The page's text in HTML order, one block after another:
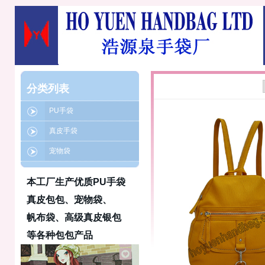
分类列表
PU手袋
真皮手袋
宠物袋
本工厂生产优质PU手袋
真皮包包、宠物袋、
帆布袋、高级真皮银包
等各种包包产品